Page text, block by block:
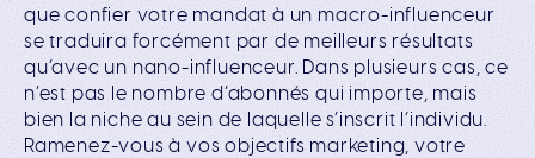
que confier votre mandat à un macro-influenceur
se traduira forcément par de meilleurs résultats
qu’avec un nano-influenceur. Dans plusieurs cas, ce
n’est pas le nombre d’abonnés qui importe, mais
bien la niche au sein de laquelle s’inscrit l’individu.
Ramenez-vous à vos objectifs marketing, votre